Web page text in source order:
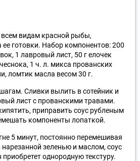
видам красной рыбы,
ее готовки. Набор компонентов: 200
1 лавровый лист, 50 г елочек
1 ч. л. микса прованских
ломтик масла весом 30 г.
Сливки вылить в сотейник и
лист с прованскими травами.
приправить соус рубленым
компоненты лопаткой.
5 минут, постоянно перемешивая
нарезанной зеленью и маслом, соус
однородную текстуру.